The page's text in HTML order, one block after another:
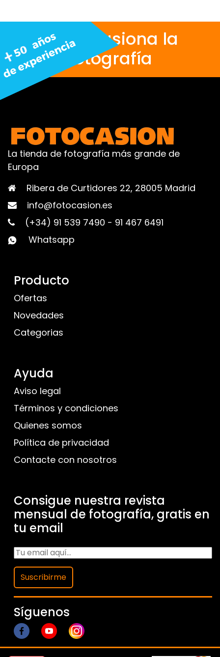
Nos apasiona la
fotografía
La tienda de fotografía más grande de
Europa
Ribera de Curtidores 22, 28005 Madrid
info@fotocasion.es
(+34) 91 539 7490 - 91 467 6491
Whatsapp
Producto
Ofertas
Novedades
Categorias
Ayuda
Aviso legal
Términos y condiciones
Quienes somos
Política de privacidad
Contacte con nosotros
Consigue nuestra revista
mensual de fotografía, gratis en
tu email
Suscribirme
Síguenos